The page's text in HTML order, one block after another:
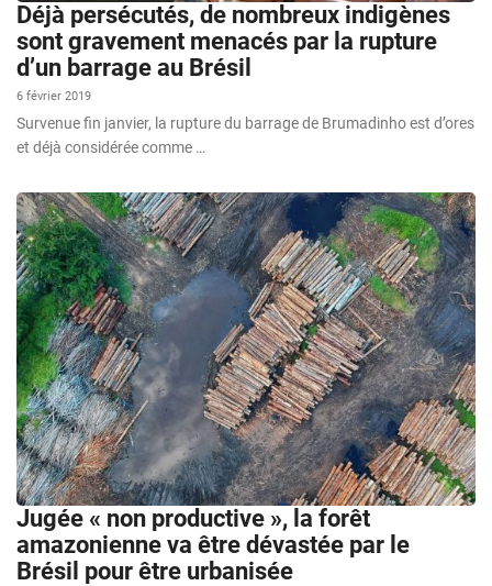
Déjà persécutés, de nombreux indigènes
sont gravement menacés par la rupture
d’un barrage au Brésil
6 février 2019
Survenue fin janvier, la rupture du barrage de Brumadinho est d’ores
et déjà considérée comme …
Jugée « non productive », la forêt
amazonienne va être dévastée par le
Brésil pour être urbanisée